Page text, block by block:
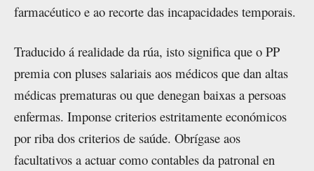
farmacéutico e ao recorte das incapacidades temporais.
Traducido á realidade da rúa, isto significa que o PP
premia con pluses salariais aos médicos que dan altas
médicas prematuras ou que denegan baixas a persoas
enfermas. Imponse criterios estritamente económicos
por riba dos criterios de saúde. Obrígase aos
facultativos a actuar como contables da patronal en